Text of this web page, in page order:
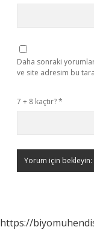
Daha sonraki
ve site adresim bu
7 + 8 kaçtır?*
https://